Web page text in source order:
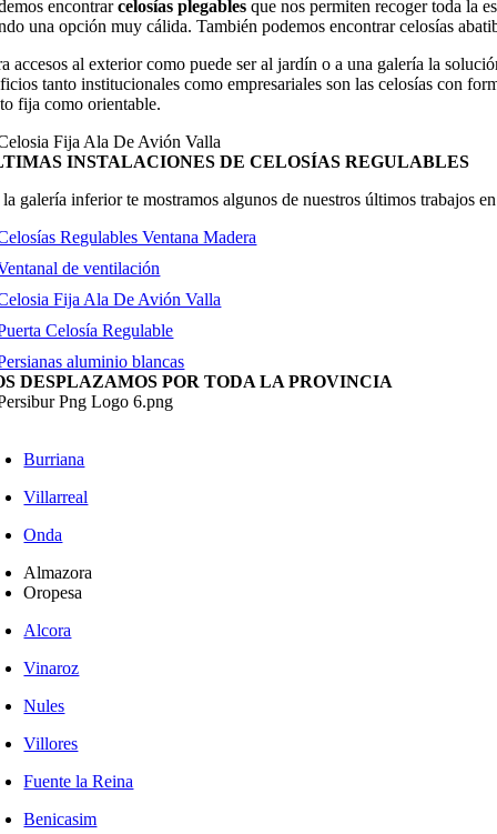
encontrarcelosías plegables que nos permiten recoger toda la
una opción muy cálida. También podemos encontrar celosías
accesos al exterior como puede ser al jardín o a una galería la
tanto institucionales como empresariales son las celosías con
fija como orientable.
INSTALACIONES DE CELOSÍAS REGULABLES
galería inferior te mostramos algunos de nuestros últimos trabajos
DESPLAZAMOS POR TODA LA PROVINCIA
Burriana
Villarreal
Onda
Almazora
Oropesa
Alcora
Vinaroz
Nules
Villores
Fuente la Reina
Benicasim